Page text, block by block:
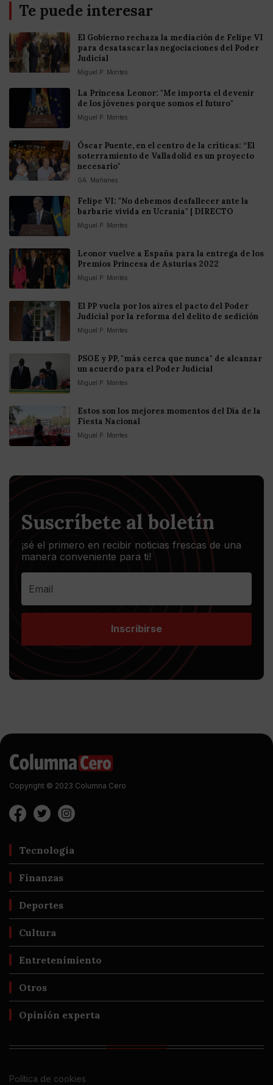
Te puede interesar
El Gobierno rechaza la mediación de Felipe VI
para desatascar las negociaciones del Poder
Judicial
Miguel P. Montes
La Princesa Leonor: "Me importa el devenir
de los jóvenes porque somos el futuro"
Miguel P. Montes
Óscar Puente, en el centro de la críticas: “El
soterramiento de Valladolid es un proyecto
necesario"
GA. Mañanes
Felipe VI: "No debemos desfallecer ante la
barbarie vivida en Ucrania" | DIRECTO
Miguel P. Montes
Leonor vuelve a España para la entrega de los
Premios Princesa de Asturias 2022
Miguel P. Montes
El PP vuela por los aires el pacto del Poder
Judicial por la reforma del delito de sedición
Miguel P. Montes
PSOE y PP, "más cerca que nunca" de alcanzar
un acuerdo para el Poder Judicial
Miguel P. Montes
Estos son los mejores momentos del Día de la
Fiesta Nacional
Miguel P. Montes
Suscríbete al boletín
¡sé el primero en recibir noticias frescas de una
manera conveniente para ti!
Inscribirse
Copyright © 2023 Columna Cero
Tecnología
Finanzas
Deportes
Cultura
Entretenimiento
Otros
Opinión experta
Política de cookies